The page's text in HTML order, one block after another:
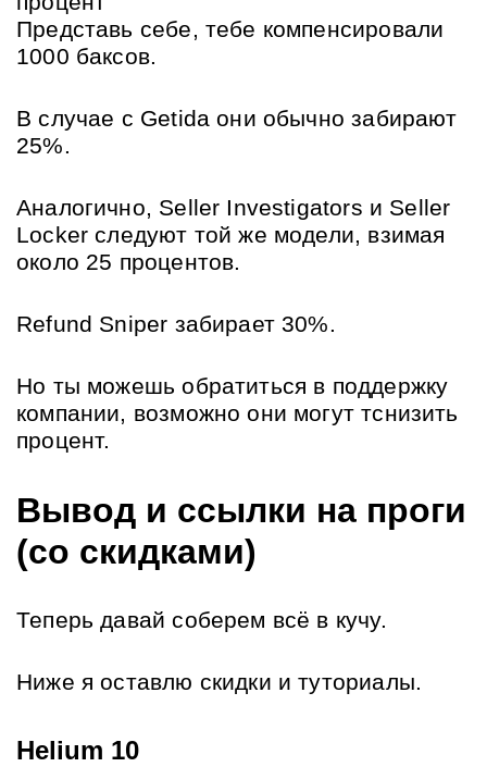
Представь себе, тебе компенсировали
1000 баксов.
В случае с Getida они обычно забирают
25%.
Аналогично, Seller Investigators и Seller
Locker следуют той же модели, взимая
около 25 процентов.
Refund Sniper забирает 30%.
Но ты можешь обратиться в поддержку
компании, возможно они могут тснизить
процент.
Вывод и ссылки на проги
(со скидками)
Теперь давай соберем всё в кучу.
Ниже я оставлю скидки и туториалы.
Helium 10